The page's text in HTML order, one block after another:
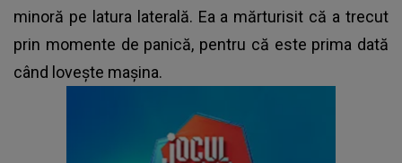
minoră pe latura laterală. Ea a mărturisit că a trecut
prin momente de panică, pentru că este prima dată
când lovește mașina.